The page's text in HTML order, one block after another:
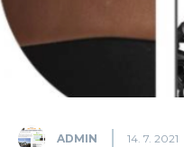
ADMIN 14. 7. 2021